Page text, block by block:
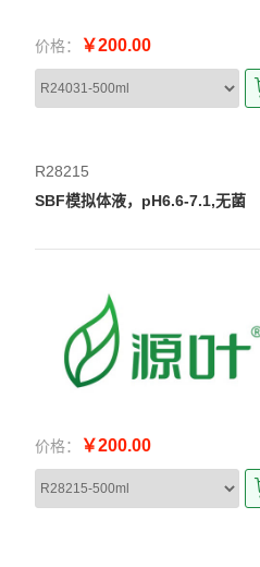
价格： ￥200.00
R28215
SBF模拟体液，pH6.6-7.1,无菌
价格： ￥200.00